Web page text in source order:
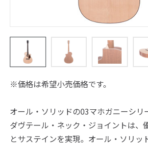
※価格は希望小売価格です。
オール・ソリッドの03マホガニーシリ
ダヴテール・ネック・ジョイントは、
とサステインを実現。オール・ソリッ